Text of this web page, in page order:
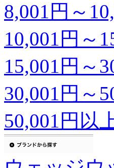
8,001円～
10,001円～
15,001円～
30,001円～
50,001円以